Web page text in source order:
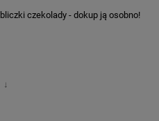
czekolady - dokup ją osobno!
↓